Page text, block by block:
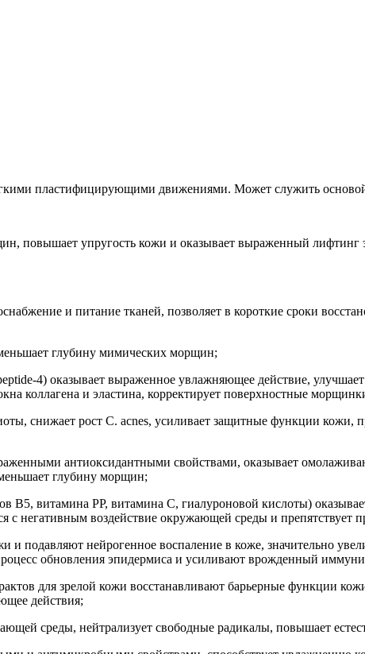
пластифицирующими движениями. Может служить
повышает упругость кожи и оказывает выраженный лифтинг
и питание тканей, позволяет в короткие сроки
глубину мимических морщин;
4) оказывает выраженное увлажняющее действие,
коллагена и эластина, корректирует поверхностные
снижает рост C. acnes, усиливает защитные функции кожи,
антиоксидантными свойствами, оказывает
глубину морщин;
В5, витамина РР, витамина С, гиалуроновой кислоты)
с негативным воздействие окружающей среды и препятствует
и подавляют нейрогенное воспаление в коже, значительно
обновления эпидермиса и усиливают врожденный
для зрелой кожи восстанавливают барьерные функции
действия;
среды, нейтрализует свободные радикалы, повышает